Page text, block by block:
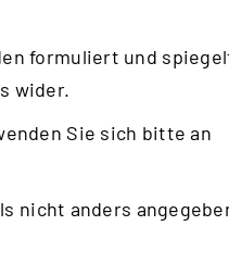
formuliert und
wider.
Sie sich bitte an
nicht anders